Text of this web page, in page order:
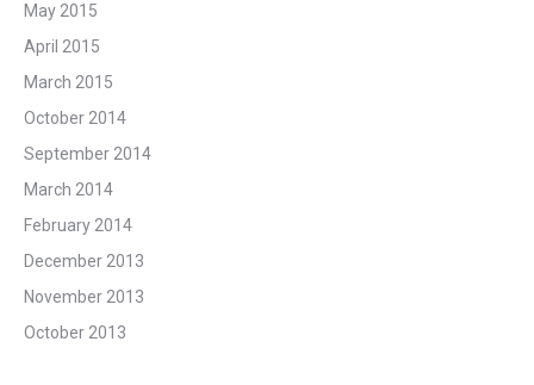
May 2015
April 2015
March 2015
October 2014
September 2014
March 2014
February 2014
December 2013
November 2013
October 2013